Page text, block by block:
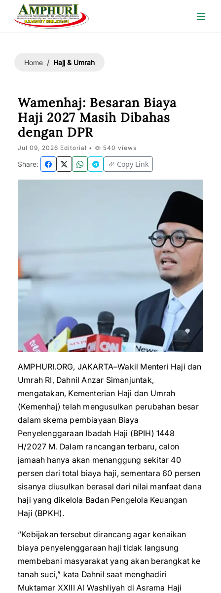
Home Hajj & Umrah
Wamenhaj: Besaran Biaya
Haji 2027 Masih Dibahas
dengan DPR
Jul 09, 2026 Editorial • 540 views
Share: Copy Link
AMPHURI.ORG, JAKARTA–Wakil Menteri Haji dan
Umrah RI, Dahnil Anzar Simanjuntak,
mengatakan, Kementerian Haji dan Umrah
(Kemenhaj) telah mengusulkan perubahan besar
dalam skema pembiayaan Biaya
Penyelenggaraan Ibadah Haji (BPIH) 1448
H/2027 M. Dalam rancangan terbaru, calon
jamaah hanya akan menanggung sekitar 40
persen dari total biaya haji, sementara 60 persen
sisanya diusulkan berasal dari nilai manfaat dana
haji yang dikelola Badan Pengelola Keuangan
Haji (BPKH).
“Kebijakan tersebut dirancang agar kenaikan
biaya penyelenggaraan haji tidak langsung
membebani masyarakat yang akan berangkat ke
tanah suci,” kata Dahnil saat menghadiri
Muktamar XXIII Al Washliyah di Asrama Haji